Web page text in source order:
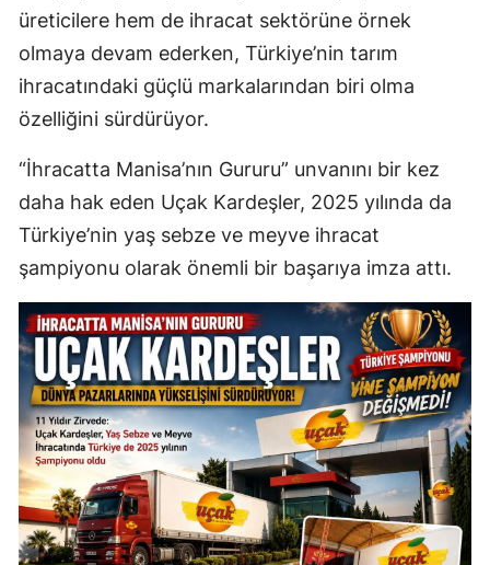
üreticilere hem de ihracat sektörüne örnek
olmaya devam ederken, Türkiye’nin tarım
ihracatındaki güçlü markalarından biri olma
özelliğini sürdürüyor.
“İhracatta Manisa’nın Gururu” unvanını bir kez
daha hak eden Uçak Kardeşler, 2025 yılında da
Türkiye’nin yaş sebze ve meyve ihracat
şampiyonu olarak önemli bir başarıya imza attı.